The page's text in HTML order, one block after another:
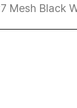
Mesh Black